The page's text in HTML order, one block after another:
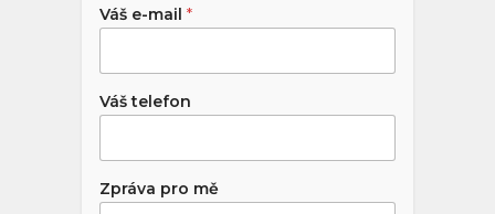
Váš e-mail *
Váš telefon
Zpráva pro mě